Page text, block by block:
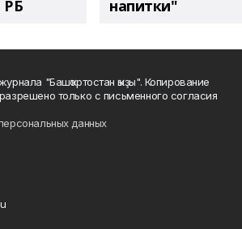
РБ напитки"
"Башҡортостан ҡыҙы". Копирование
только с письменного согласия
данных